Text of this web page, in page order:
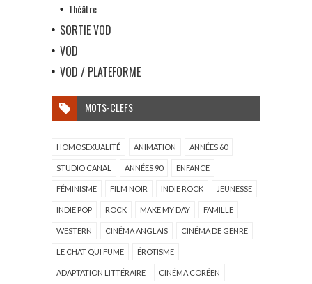
Théâtre
SORTIE VOD
VOD
VOD / PLATEFORME
MOTS-CLEFS
HOMOSEXUALITÉ ANIMATION ANNÉES 60
STUDIO CANAL ANNÉES 90 ENFANCE
FÉMINISME FILM NOIR INDIE ROCK JEUNESSE
INDIE POP ROCK MAKE MY DAY FAMILLE
WESTERN CINÉMA ANGLAIS CINÉMA DE GENRE
LE CHAT QUI FUME ÉROTISME
ADAPTATION LITTÉRAIRE CINÉMA CORÉEN